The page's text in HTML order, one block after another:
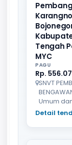
Tengah
MYC
PAGU
Rp.
SNVT
Umum
Detail